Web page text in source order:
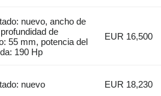
nuevo, ancho de
de
55 mm, potencia del
190 Hp
EUR 16,500
nuevo EUR 18,230